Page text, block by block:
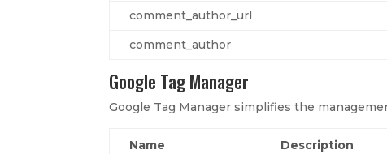
comment_author_url
comment_author
Google Tag Manager
Google Tag Manager simplifies the
Name Description